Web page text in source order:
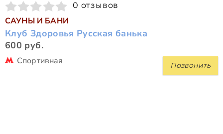
0 отзывов
САУНЫ И БАНИ
Клуб Здоровья Русская банька
600 руб.
Позвонить
Спортивная